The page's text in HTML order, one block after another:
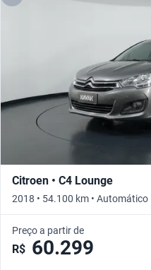
Citroen • C4 Lounge
2018 • 54.100 km • Automático
Preço a partir de
R$ 60.299